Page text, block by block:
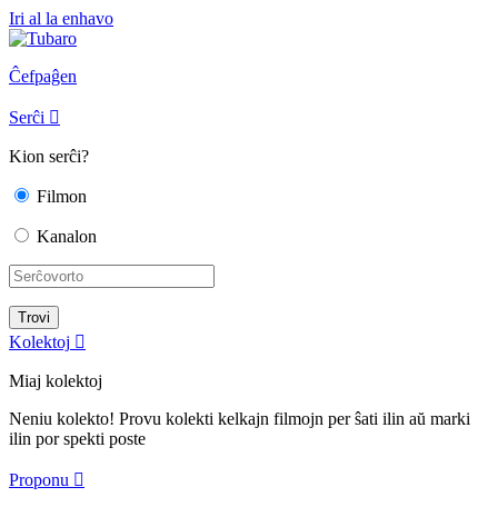
Iri al la enhavo
Ĉefpaĝen
Serĉi 
Kion serĉi?
Filmon
Kanalon
Kolektoj 
Miaj kolektoj
Neniu kolekto! Provu kolekti kelkajn filmojn per ŝati ilin aŭ marki
ilin por spekti poste
Proponu 